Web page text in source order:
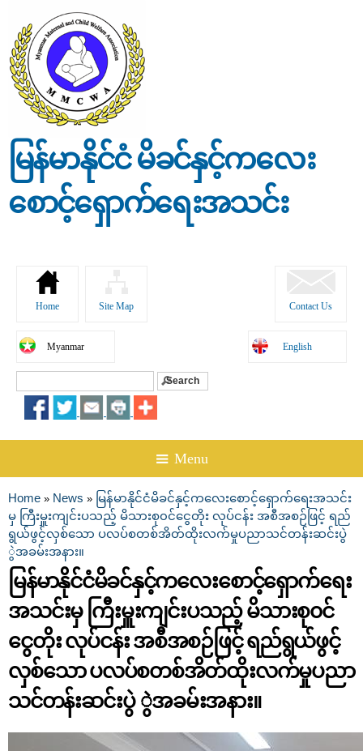
content
မြန်မာနိုင်ငံ မိခင်နှင့်ကလေး
စောင့်ရှောက်ရေးအသင်း
Home Site Map Contact Us
Myanmar English
Search form
☰ Menu
You are here
Home » News » မြန်မာနိုင်ငံမိခင်နှင့်ကလေးစောင့်ရှောက်ရေးအသင်း
မှ ကြီးမှူးကျင်းပသည့် မိသားစု၀င်ငွေတိုး လုပ်ငန်း အစီအစဉ်ဖြင့် ရည်
ရွယ်ဖွင့်လှစ်သော ပလပ်စတစ်အိတ်ထိုးလက်မှုပညာသင်တန်းဆင်းပွဲ
ွဲအခမ်းအနား။
မြန်မာနိုင်ငံမိခင်နှင့်ကလေးစောင့်ရှောက်ရေး
အသင်းမှ ကြီးမှူးကျင်းပသည့် မိသားစု၀င်
ငွေတိုး လုပ်ငန်း အစီအစဉ်ဖြင့် ရည်ရွယ်ဖွင့်
လှစ်သော ပလပ်စတစ်အိတ်ထိုးလက်မှုပညာ
သင်တန်းဆင်းပွဲ ွဲအခမ်းအနား။